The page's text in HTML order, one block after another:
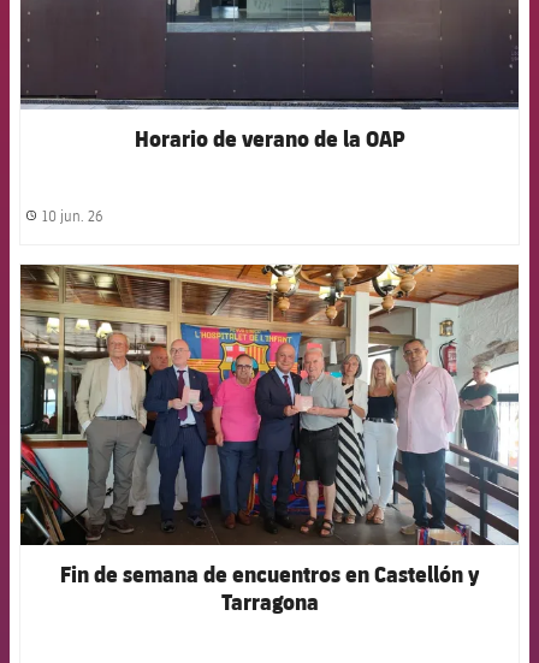
Horario de verano de la OAP
label.share.clock
10 jun. 26
FCB Barcelona badge
Fin de semana de encuentros en Castellón y
Tarragona